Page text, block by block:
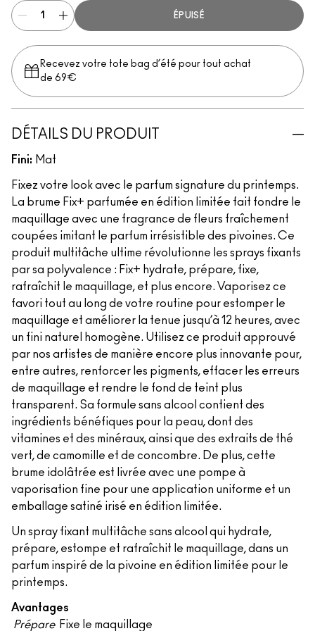
ÉPUISÉ
Recevez votre tote bag d’été pour tout achat
de 69€
DÉTAILS DU PRODUIT
Fini: Mat
Fixez votre look avec le parfum signature du printemps.
La brume Fix+ parfumée en édition limitée fait fondre le
maquillage avec une fragrance de fleurs fraîchement
coupées imitant le parfum irrésistible des pivoines. Ce
produit multitâche ultime révolutionne les sprays fixants
par sa polyvalence : Fix+ hydrate, prépare, fixe,
rafraîchit le maquillage, et plus encore. Vaporisez ce
favori tout au long de votre routine pour estomper le
maquillage et améliorer la tenue jusqu’à 12 heures, avec
un fini naturel homogène. Utilisez ce produit approuvé
par nos artistes de manière encore plus innovante pour,
entre autres, renforcer les pigments, effacer les erreurs
de maquillage et rendre le fond de teint plus
transparent. Sa formule sans alcool contient des
ingrédients bénéfiques pour la peau, dont des
vitamines et des minéraux, ainsi que des extraits de thé
vert, de camomille et de concombre. De plus, cette
brume idolâtrée est livrée avec une pompe à
vaporisation fine pour une application uniforme et un
emballage satiné irisé en édition limitée.
Un spray fixant multitâche sans alcool qui hydrate,
prépare, estompe et rafraîchit le maquillage, dans un
parfum inspiré de la pivoine en édition limitée pour le
printemps.
Avantages
Prépare Fixe le maquillage